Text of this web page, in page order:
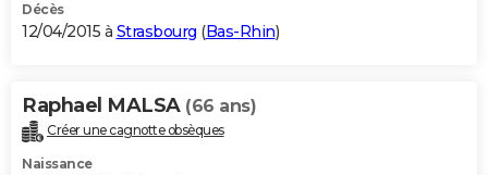
Décès
12/04/2015 à Strasbourg (Bas-Rhin)
Raphael MALSA (66 ans)
Créer une cagnotte obsèques
Naissance